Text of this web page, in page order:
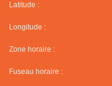
Latitude :
Longitude :
Zone horaire :
Fuseau horaire :